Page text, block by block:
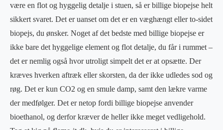
være en flot og hyggelig detalje i stuen, så er billige biopejse helt
sikkert svaret. Det er uanset om det er en væghængt eller to-sidet
biopejs, du ønsker. Noget af det bedste med billige biopejse er
ikke bare det hyggelige element og flot detalje, du får i rummet –
det er nemlig også hvor utroligt simpelt det er at opsætte. Der
kræves hverken aftræk eller skorsten, da der ikke udledes sod og
røg. Det er kun CO2 og en smule damp, samt den lækre varme
der medfølger. Det er netop fordi billige biopejse anvender
bioethanol, og derfor kræver de heller ikke meget vedligehold.